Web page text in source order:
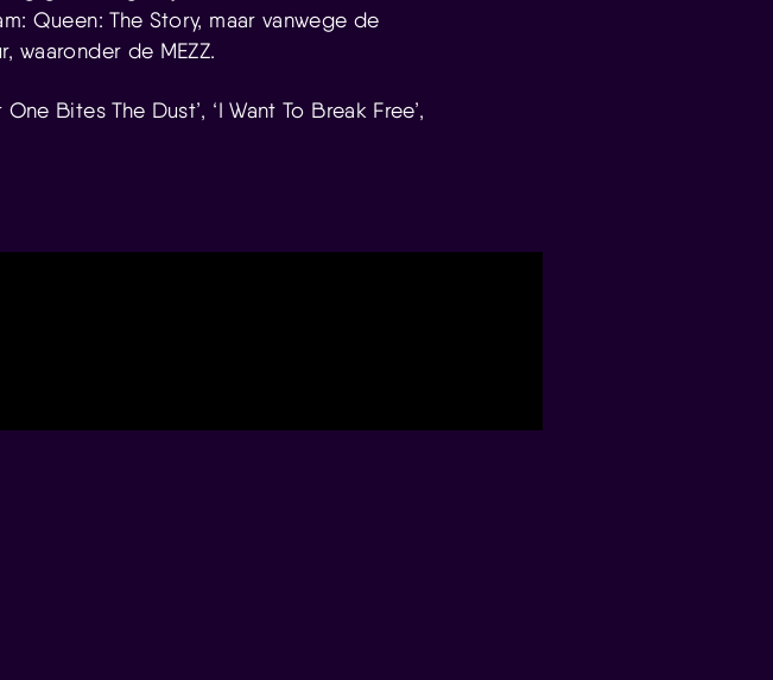
Queen: The Story, maar vanwege de
de MEZZ.
Bites The Dust’, ‘I Want To Break Free’,